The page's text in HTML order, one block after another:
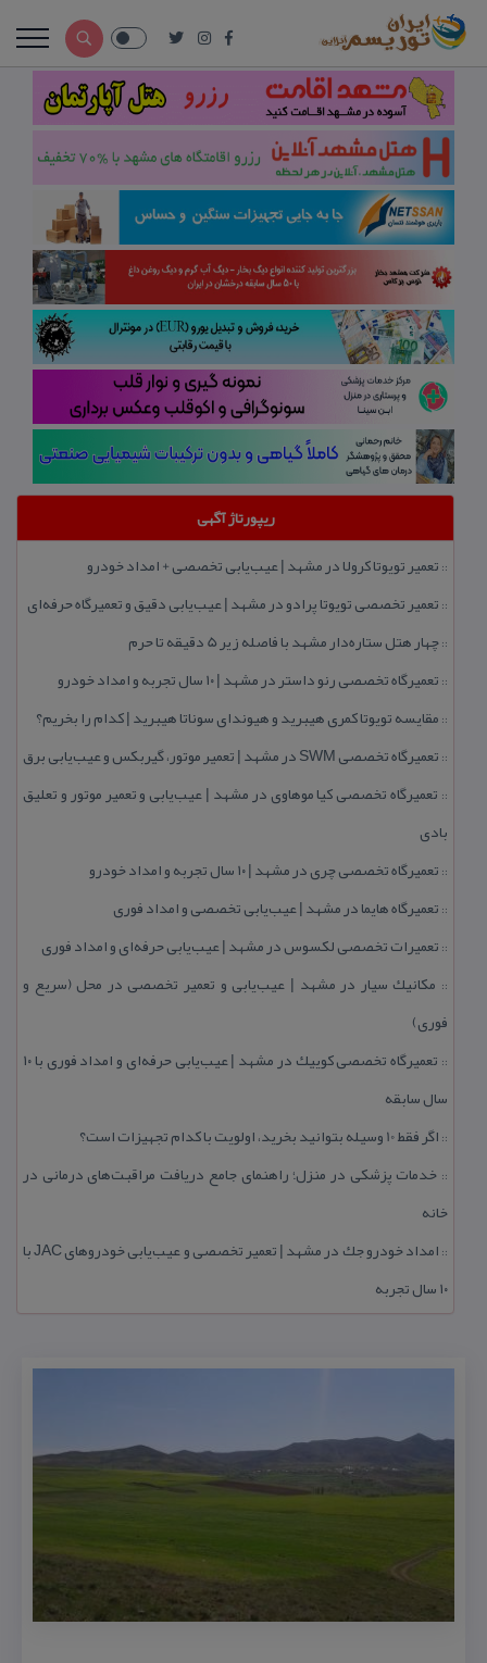
ریپورتاژ آگهی
:: تعمیر تویوتا كرولا در مشهد | عیب‌یابی تخصصی + امداد خودرو
:: تعمیر تخصصی تویوتا پرادو در مشهد | عیب‌یابی دقیق و تعمیرگاه حرفه‌ای
::چهار هتل‌ ستاره‌دار مشهد با فاصله زیر 5 دقیقه تا حرم
:: تعمیرگاه تخصصی رنو داستر در مشهد | ۱۰ سال تجربه و امداد خودرو
:: مقایسه تویوتا كمری هیبرید و هیوندای سوناتا هیبرید | كدام را بخریم؟
:: تعمیرگاه تخصصی SWM در مشهد | تعمیر موتور، گیربكس و عیب‌یابی برق
:: تعمیرگاه تخصصی كیا موهاوی در مشهد | عیب‌یابی و تعمیر موتور و تعلیق
بادی
:: تعمیرگاه تخصصی چری در مشهد | ۱۰ سال تجربه و امداد خودرو
:: تعمیرگاه هایما در مشهد | عیب‌یابی تخصصی و امداد فوری
:: تعمیرات تخصصی لكسوس در مشهد | عیب‌یابی حرفه‌ای و امداد فوری
:: مكانیك سیار در مشهد | عیب‌یابی و تعمیر تخصصی در محل (سریع و
فوری)
::
تعمیرگاه تخصصی كوییك در مشهد | عیب‌یابی حرفه‌ای و امداد فوری با ۱۰
سال سابقه
:: اگر فقط 10 وسیله بتوانید بخرید، اولویت با كدام تجهیزات است؟
:: خدمات پزشكی در منزل؛ راهنمای جامع دریافت مراقبت‌های درمانی در
خانه
::
امداد خودرو جك در مشهد | تعمیر تخصصی و عیب‌یابی خودروهای JAC با
۱۰ سال تجربه